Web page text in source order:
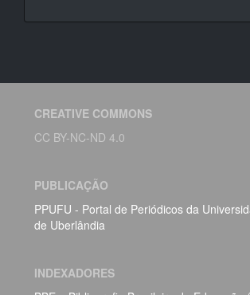
CREATIVE COMMONS
CC BY-NC-ND 4.0
PUBLICAÇÃO
PPUFU - Portal de Periódicos da
de Uberlândia
INDEXADORES